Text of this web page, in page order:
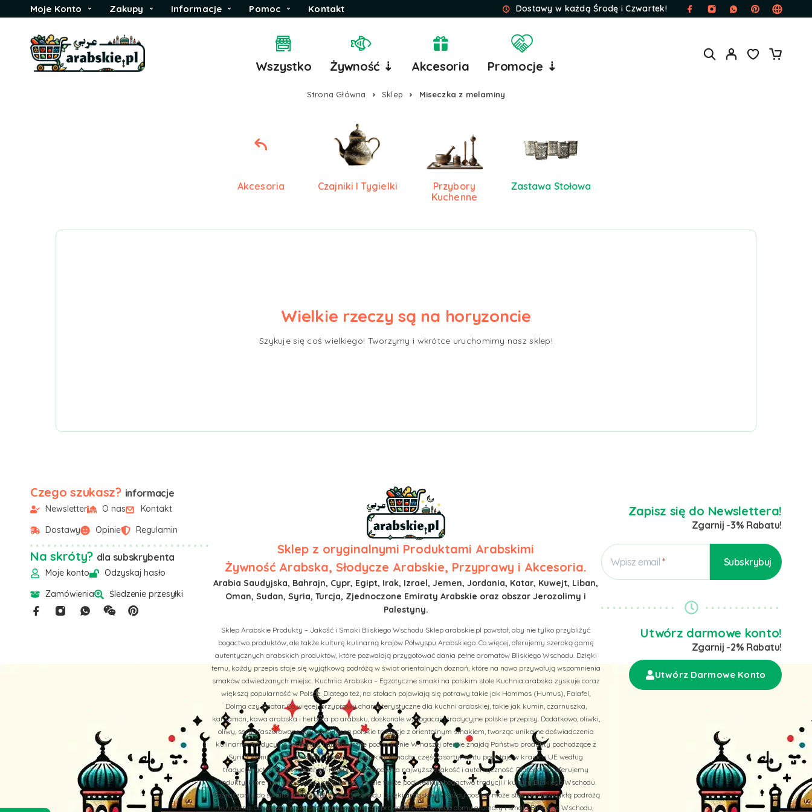
Moje Konto Zakupy Informacje Pomoc Kontakt Dostawy w każdą Środę i Czwartek!
Wszystko Żywność ⇣ Akcesoria Promocje ⇣
Strona Główna Sklep Miseczka z melaminy
Akcesoria Czajniki I Tygielki
Przybory
Kuchenne
Zastawa Stołowa
Wielkie rzeczy są na horyzoncie
Szykuje się coś wielkiego! Tworzymy i wkrótce uruchomimy nasz sklep!
Czego szukasz? informacje
Newsletter O nas
Kontakt
Dostawy
Opinie Regulamin
Na skróty? dla subskrybenta
Moje konto
Odzyskaj hasło
Zamówienia
Śledzenie przesyłki
Sklep z oryginalnymi Produktami Arabskimi
Żywność Arabska, Słodycze Arabskie, Przyprawy i Akcesoria.
Arabia Saudyjska, Bahrajn, Cypr, Egipt, Irak, Izrael, Jemen, Jordania, Katar, Kuwejt, Liban,
Oman, Sudan, Syria, Turcja, Zjednoczone Emiraty Arabskie oraz obszar Jerozolimy i
Palestyny.
Sklep Arabskie Produkty – Jakość i Smaki Bliskiego Wschodu Sklep arabskie.pl powstał, aby nie tylko przybliżyć
bogactwo produktów, ale także kulturę kulinarną krajów Półwyspu Arabskiego. Co więcej, oferujemy szeroką gamę
autentycznych arabskich produktów, które pozwalają przygotować dania pełne aromatów Bliskiego Wschodu. Dzięki
temu, każdy przepis staje się wyjątkową podróżą w świat orientalnych doznań, które na nowo przywołują wspomnienia
smaków odwiedzanych miejsc. Kuchnia Arabska – Egzotyczne smaki na polskim stole Kuchnia arabska zyskuje coraz
większą popularność w Polsce. Dlatego też, na stołach pojawiają się potrawy takie jak Hommos (Humus), Falafel,
Dolma czy Zaatar. Co więcej, przyprawy charakterystyczne dla kuchni arabskiej, takie jak kumin, czarnuszka,
kardamon, kawa arabska i herbata po arabsku, doskonale wzbogacają tradycyjne polskie przepisy. Dodatkowo, oliwki,
oliwy, sery i faszerowane warzywa łączą polskie tradycje z orientalnym smakiem, tworząc unikalne doświadczenia
kulinarne. Tradycyjne receptury i autentyczne pochodzenie W naszej ofercie znajdą Państwo produkty pochodzące z
Syrii, Libanu, Turcji, Jordanii i Arabii Saudyjskiej. Ponadto, część asortymentu powstaje w krajach UE według
tradycyjnych bliskowschodnich receptur, co zapewnia najwyższą jakość i autentyczność. Dlatego też, oferujemy
produkty, które nie tylko zachwycają smakiem, ale także podkreślają bogactwo tradycji i kultury Bliskiego Wschodu.
Zapraszamy do świata smaków Bliskiego Wschodu Dzięki arabskie.pl, każdy posiłek może stać się niezwykłą podróżą
kulinarną. Co więcej, nasze produkty pozwalają wprowadzić do Twojego domu aromaty i smaki Bliskiego Wschodu,
Zapisz się do Newslettera!
Zgarnij -3% Rabatu!
Wpisz email
Utwórz darmowe konto!
Zgarnij -2% Rabatu!
Utwórz Darmowe Konto